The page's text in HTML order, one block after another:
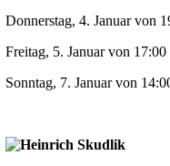
Donnerstag, 4. Januar von
Freitag, 5. Januar von
Sonntag, 7. Januar von